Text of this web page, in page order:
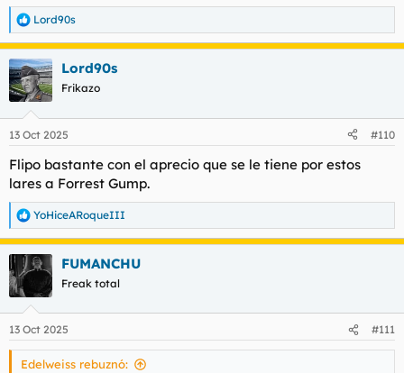
R
e
c
c
i
e
:
Lord90s
Lord90s
Frikazo
13 Oct 2025 #110
Flipo bastante con el aprecio que se le tiene por estos
lares a Forrest Gump.
R
e
a
c
i
e
s
YoHiceARoqueIII
FUMANCHU
Freak total
13 Oct 2025 #111
Edelweiss rebuznó: